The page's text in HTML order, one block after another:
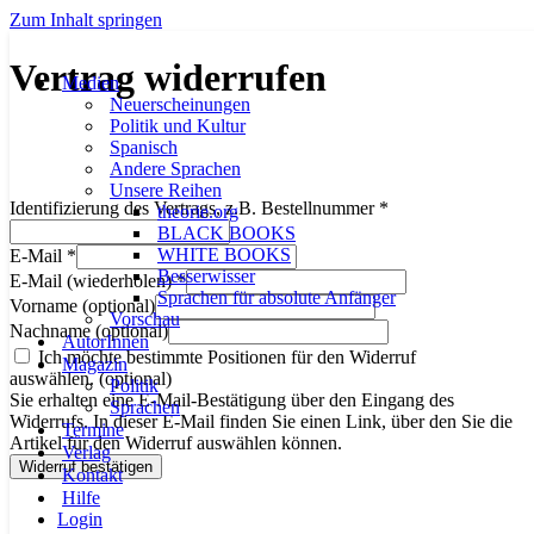
Zum Inhalt springen
Medien
Neuerscheinungen
Politik und Kultur
Spanisch
Andere Sprachen
Unsere Reihen
theorie.org
BLACK BOOKS
WHITE BOOKS
Besserwisser
Sprachen für absolute Anfänger
Vorschau
AutorInnen
Magazin
Politik
Sprachen
Termine
Verlag
Kontakt
Hilfe
Login
Vertrag widerrufen
Identifizierung des Vertrags, z.B. Bestellnummer *
E-Mail *
E-Mail (wiederholen)*
Vorname (optional)
Nachname (optional)
Ich möchte bestimmte Positionen für den Widerruf
auswählen.(optional)
Sie erhalten eine E-Mail-Bestätigung über den Eingang des
Widerrufs. In dieser E-Mail finden Sie einen Link, über den Sie die
Artikel für den Widerruf auswählen können.
Widerruf bestätigen